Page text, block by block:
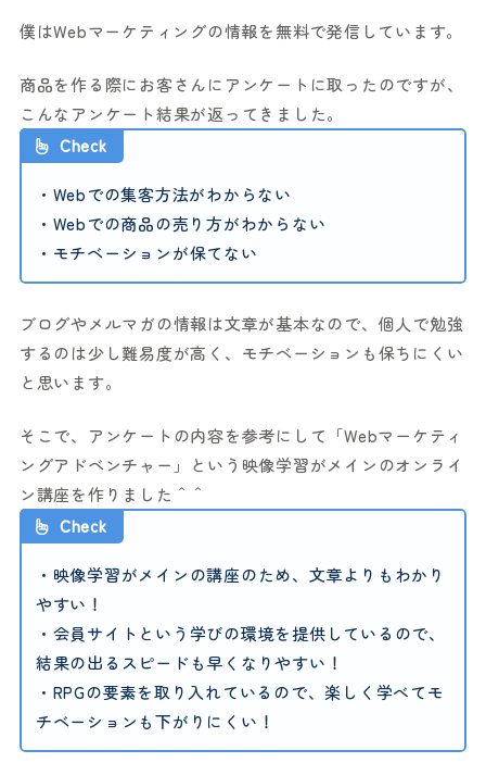
僕はWebマーケティングの情報を無料で発信しています。
商品を作る際にお客さんにアンケートに取ったのですが、
こんなアンケート結果が返ってきました。
Check
・Webでの集客方法がわからない
・Webでの商品の売り方がわからない
・モチベーションが保てない
ブログやメルマガの情報は文章が基本なので、個人で勉強
するのは少し難易度が高く、モチベーションも保ちにくい
と思います。
そこで、アンケートの内容を参考にして「Webマーケティ
ングアドベンチャー」という映像学習がメインのオンライ
ン講座を作りました＾＾
Check
・映像学習がメインの講座のため、文章よりもわかり
やすい！
・会員サイトという学びの環境を提供しているので、
結果の出るスピードも早くなりやすい！
・RPGの要素を取り入れているので、楽しく学べてモ
チベーションも下がりにくい！